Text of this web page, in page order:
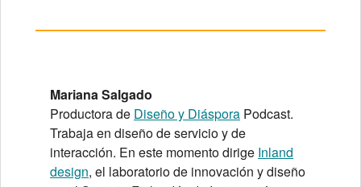
Mariana Salgado
Productora de Diseño y Diáspora Podcast.
Trabaja en diseño de servicio y de
interacción. En este momento dirige Inland
design, el laboratorio de innovación y diseño